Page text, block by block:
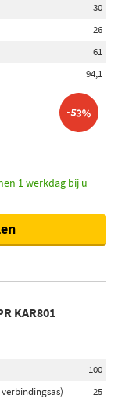
30
26
61
94,1
-53%
1 werkdag bij u
KAR801
100
25